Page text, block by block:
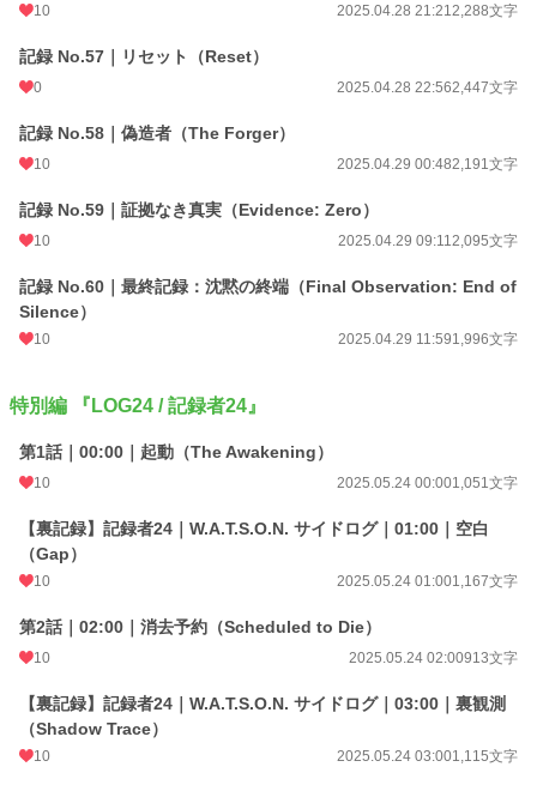
10 2025.04.28 21:212,288文字
記録 No.57｜リセット（Reset）
0 2025.04.28 22:562,447文字
記録 No.58｜偽造者（The Forger）
10 2025.04.29 00:482,191文字
記録 No.59｜証拠なき真実（Evidence: Zero）
10 2025.04.29 09:112,095文字
記録 No.60｜最終記録：沈黙の終端（Final Observation: End of
Silence）
10 2025.04.29 11:591,996文字
特別編 『LOG24 / 記録者24』
第1話｜00:00｜起動（The Awakening）
10 2025.05.24 00:001,051文字
【裏記録】記録者24｜W.A.T.S.O.N. サイドログ｜01:00｜空白
（Gap）
10 2025.05.24 01:001,167文字
第2話｜02:00｜消去予約（Scheduled to Die）
10 2025.05.24 02:00913文字
【裏記録】記録者24｜W.A.T.S.O.N. サイドログ｜03:00｜裏観測
（Shadow Trace）
10 2025.05.24 03:001,115文字